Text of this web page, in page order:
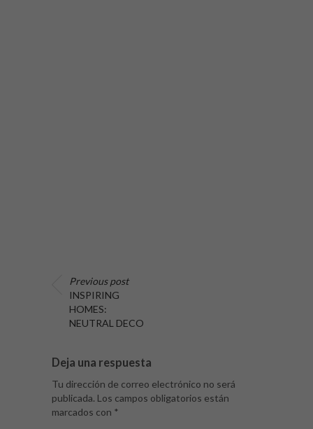
Previous post
INSPIRING
HOMES:
NEUTRAL DECO
Deja una respuesta
Tu dirección de correo electrónico no será
publicada. Los campos obligatorios están
marcados con *